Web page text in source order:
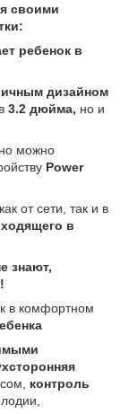
своими
ребенок в
дизайном
3.2 дюйма, но и
можно
Power
от сети, так и в
в
знают,
в комфортном
контроль